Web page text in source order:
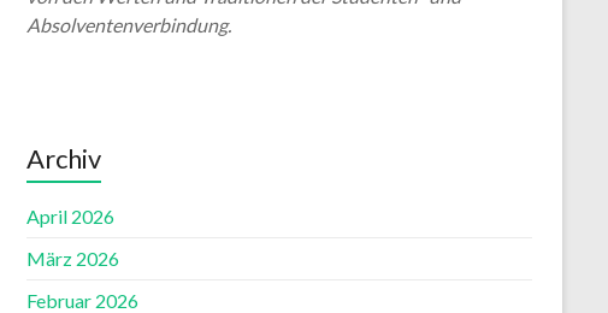
Absolventenverbindung.
Archiv
April 2026
März 2026
Februar 2026